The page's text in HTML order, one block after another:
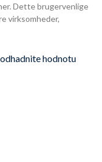
Dette brugervenlige
virksomheder,